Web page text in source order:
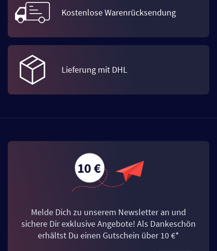
Kostenlose Warenrücksendung
Lieferung mit DHL
Melde Dich zu unserem Newsletter an und
sichere Dir exklusive Angebote! Als Dankeschön
erhältst Du einen Gutschein über 10 €*